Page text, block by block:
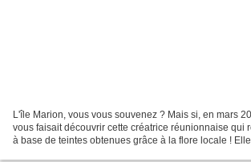
L'île Marion, vous vous souvenez ? Mais si, en mars
vous faisait découvrir cette créatrice réunionnaise qui
à base de teintes obtenues grâce à la flore locale !